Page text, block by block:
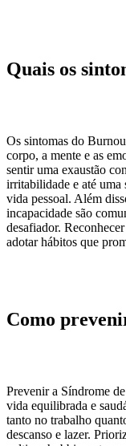
Quais os
Os sintomas do
corpo, a mente e as
sentir uma exaustão
irritabilidade e até uma
vida pessoal. Além
incapacidade são
desafiador.
adotar hábitos que
Como
Prevenir a Síndrome
vida equilibrada e
tanto no trabalho
descanso e lazer.